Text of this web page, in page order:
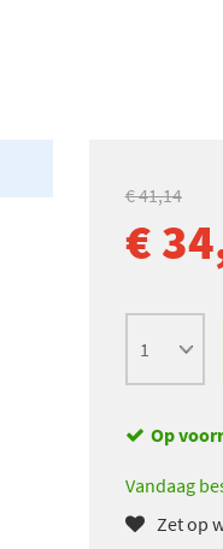
€ 41,14
€
Op
Vandaag
Zet op